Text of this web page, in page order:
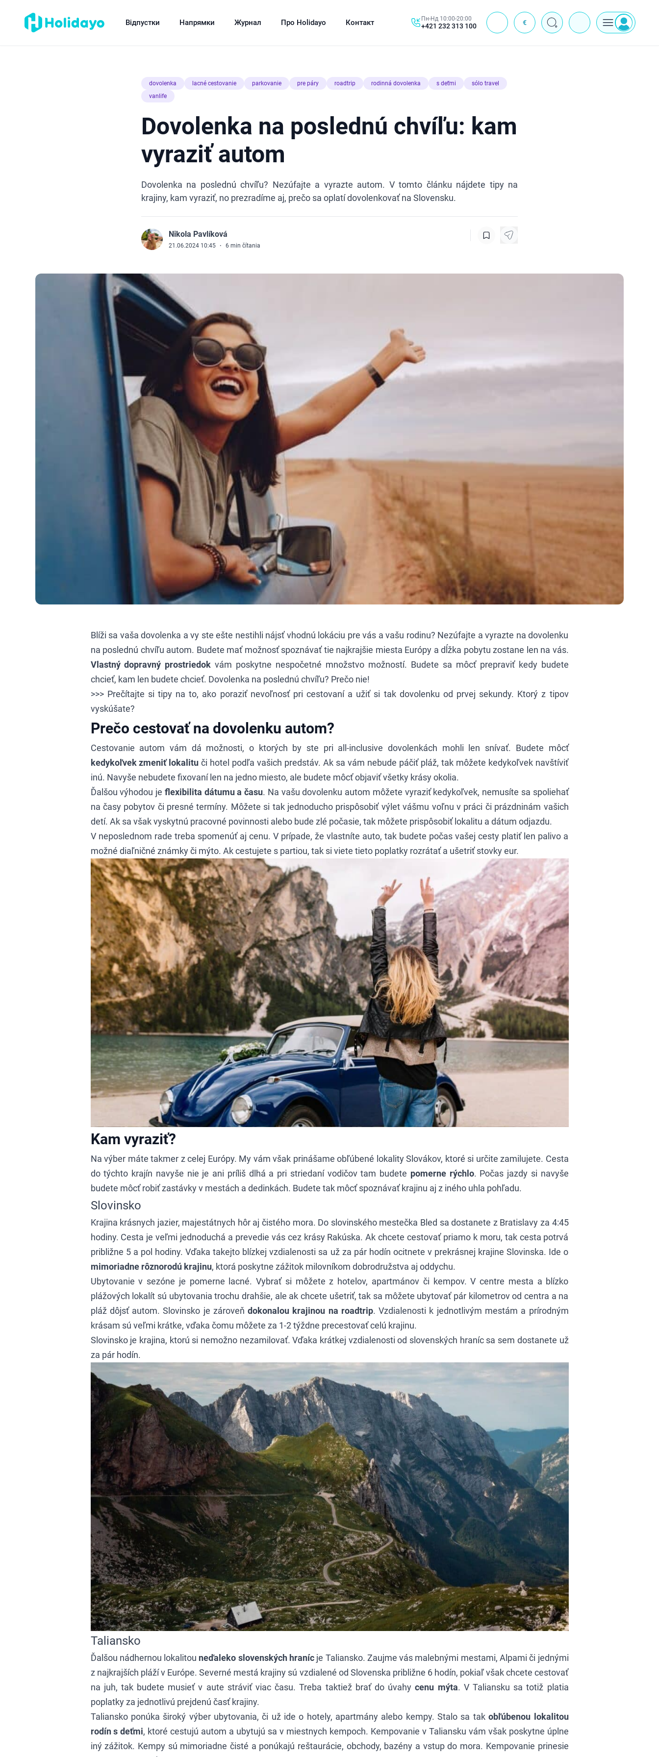
Відпустки Напрямки Журнал Про Holidayo Контакт Пн-Нд 10:00-20:00
+421 232 313 100 € J
dovolenka lacné cestovanie parkovanie pre páry roadtrip rodinná dovolenka s deťmi
sólo travel
vanlife
Dovolenka na poslednú chvíľu: kam
vyraziť autom
Dovolenka na poslednú chvíľu? Nezúfajte a vyrazte autom. V tomto článku nájdete tipy na
krajiny, kam vyraziť, no prezradíme aj, prečo sa oplatí dovolenkovať na Slovensku.
J
Nikola Pavlíková
21.06.2024 10:45 · 6 min čítania
Blíži sa vaša dovolenka a vy ste ešte nestihli nájsť vhodnú lokáciu pre vás a vašu rodinu? Nezúfajte a vyrazte na dovolenku
na poslednú chvíľu autom. Budete mať možnosť spoznávať tie najkrajšie miesta Európy a dĺžka pobytu zostane len na vás.
Vlastný dopravný prostriedok vám poskytne nespočetné množstvo možností. Budete sa môcť prepraviť kedy budete
chcieť, kam len budete chcieť. Dovolenka na poslednú chvíľu? Prečo nie!
>>> Prečítajte si tipy na to, ako poraziť nevoľnosť pri cestovanía užiť si tak dovolenku od prvej sekundy. Ktorý z tipov
vyskúšate?
Prečo cestovať na dovolenku autom?
Cestovanie autom vám dá možnosti, o ktorých by ste pri all-inclusive dovolenkách mohli len snívať. Budete môcť
kedykoľvek zmeniť lokalitu či hotel podľa vašich predstáv. Ak sa vám nebude páčiť pláž, tak môžete kedykoľvek navštíviť
inú. Navyše nebudete fixovaní len na jedno miesto, ale budete môcť objaviť všetky krásy okolia.
Ďalšou výhodou je flexibilita dátumu a času. Na vašu dovolenku autom môžete vyraziť kedykoľvek, nemusíte sa spoliehať
na časy pobytov či presné termíny. Môžete si tak jednoducho prispôsobiť výlet vášmu voľnu v práci či prázdninám vašich
detí. Ak sa však vyskytnú pracovné povinnosti alebo bude zlé počasie, tak môžete prispôsobiť lokalitu a dátum odjazdu.
V neposlednom rade treba spomenúť aj cenu. V prípade, že vlastníte auto, tak budete počas vašej cesty platiť len palivo a
možné diaľničné známky či mýto. Ak cestujete s partiou, tak si viete tieto poplatky rozrátať a ušetriť stovky eur.
Kam vyraziť?
Na výber máte takmer z celej Európy. My vám však prinášame obľúbené lokality Slovákov, ktoré si určite zamilujete. Cesta
do týchto krajín navyše nie je ani príliš dlhá a pri striedaní vodičov tam budete pomerne rýchlo. Počas jazdy si navyše
budete môcť robiť zastávky v mestách a dedinkách. Budete tak môcť spoznávať krajinu aj z iného uhla pohľadu.
Slovinsko
Krajina krásnych jazier, majestátnych hôr aj čistého mora. Do slovinského mestečka Bled sa dostanete z Bratislavy za 4:45
hodiny. Cesta je veľmi jednoduchá a prevedie vás cez krásy Rakúska. Ak chcete cestovať priamo k moru, tak cesta potrvá
približne 5 a pol hodiny. Vďaka takejto blízkej vzdialenosti sa už za pár hodín ocitnete v prekrásnej krajine Slovinska. Ide o
mimoriadne rôznorodú krajinu, ktorá poskytne zážitok milovníkom dobrodružstva aj oddychu.
Ubytovanie v sezóne je pomerne lacné. Vybrať si môžete z hotelov, apartmánov či kempov. V centre mesta a blízko
plážových lokalít sú ubytovania trochu drahšie, ale ak chcete ušetriť, tak sa môžete ubytovať pár kilometrov od centra a na
pláž dôjsť autom. Slovinsko je zároveňdokonalou krajinou na roadtrip. Vzdialenosti k jednotlivým mestám a prírodným
krásam sú veľmi krátke, vďaka čomu môžete za 1-2 týždne precestovať celú krajinu.
Slovinskoje krajina, ktorú si nemožno nezamilovať. Vďaka krátkej vzdialenosti od slovenských hraníc sa sem dostanete už
za pár hodín.
Taliansko
Ďalšou nádhernou lokalitou neďaleko slovenských hranícje Taliansko. Zaujme vás malebnými mestami, Alpami či jednými
z najkrajších pláží v Európe. Severné mestá krajiny sú vzdialené od Slovenska približne 6 hodín, pokiaľ však chcete cestovať
na juh, tak budete musieť v aute stráviť viac času. Treba taktiež brať do úvahycenu mýta. V Taliansku sa totiž platia
poplatky za jednotlivú prejdenú časť krajiny.
Taliansko ponúka široký výber ubytovania, či už ide o hotely, apartmány alebo kempy. Stalo sa takobľúbenou lokalitou
rodín s deťmi, ktoré cestujú autom a ubytujú sa v miestnych kempoch. Kempovanie v Taliansku vám však poskytne úplne
iný zážitok. Kempy sú mimoriadne čisté a ponúkajú reštaurácie, obchody, bazény a vstup do mora. Kempovanie prinesie